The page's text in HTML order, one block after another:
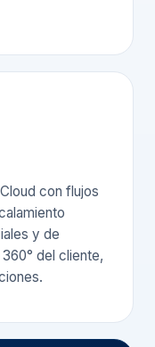
con flujos
y de
del cliente,